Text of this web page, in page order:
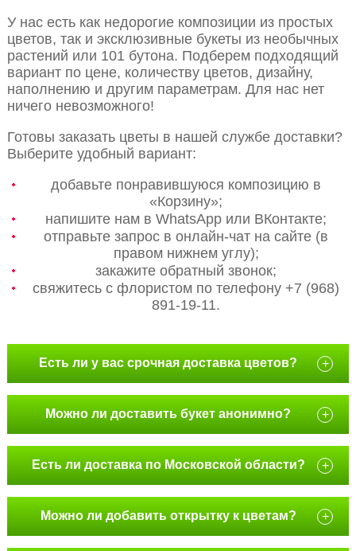
У нас есть как недорогие композиции из простых
цветов, так и эксклюзивные букеты из необычных
растений или 101 бутона. Подберем подходящий
вариант по цене, количеству цветов, дизайну,
наполнению и другим параметрам. Для нас нет
ничего невозможного!
Готовы заказать цветы в нашей службе доставки?
Выберите удобный вариант:
добавьте понравившуюся композицию в
«Корзину»;
напишите нам в WhatsApp или ВКонтакте;
отправьте запрос в онлайн-чат на сайте (в
правом нижнем углу);
закажите обратный звонок;
свяжитесь с флористом по телефону +7 (968)
891-19-11.
Есть ли у вас срочная доставка цветов? +
Можно ли доставить букет анонимно? +
Есть ли доставка по Московской области? +
Можно ли добавить открытку к цветам? +